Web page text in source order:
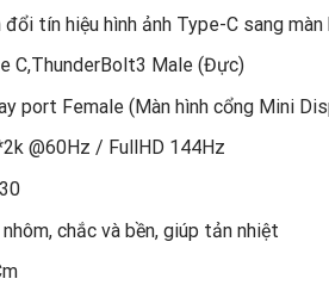
đổi tín hiệu hình ảnh Type-C sang
C,ThunderBolt3 Male (Đực)
port Female (Màn hình cổng Mini
@60Hz / FullHD 144Hz
chắc và bền, giúp tản nhiệt